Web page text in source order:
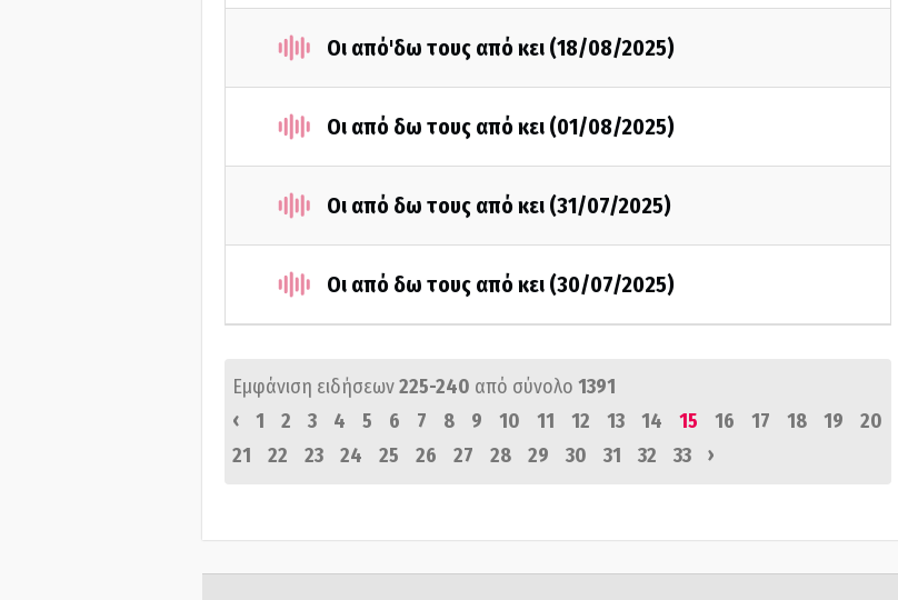
Οι από'δω τους από κει (18/08/2025)
Οι από δω τους από κει (01/08/2025)
Οι από δω τους από κει (31/07/2025)
Οι από δω τους από κει (30/07/2025)
Εμφάνιση ειδήσεων225-240 από σύνολο 1391
‹
1 2 3 4 5 6 7 8 9 10 11 12 13 14 15 16 17 18 19
20
21
22 23 24 25 26 27 28 29 30 31 32 33 ›